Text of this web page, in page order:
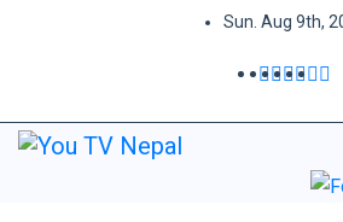
Sun. Aug 9th,